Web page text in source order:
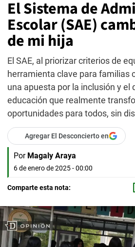
El Sistema de
Escolar (SAE)
de mi hija
El SAE, al priorizar criterios de
herramienta clave para familias
una apuesta por la inclusión y el
educación que realmente
oportunidades para todos, sin
Agregar El Desconcierto en
Por Magaly Araya
6 de enero de 2025 - 00:00
Comparte esta nota: